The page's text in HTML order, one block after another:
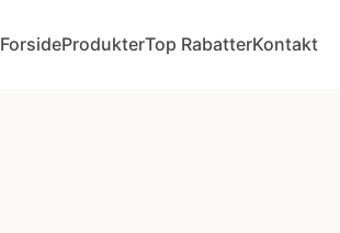
ForsideProdukterTop RabatterKontakt